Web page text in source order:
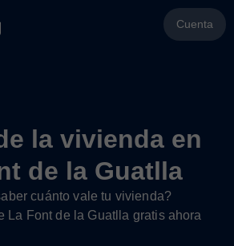
Cuenta
la vivienda en
de la Guatlla
cuánto vale tu vivienda?
La Font de la Guatlla gratis ahora